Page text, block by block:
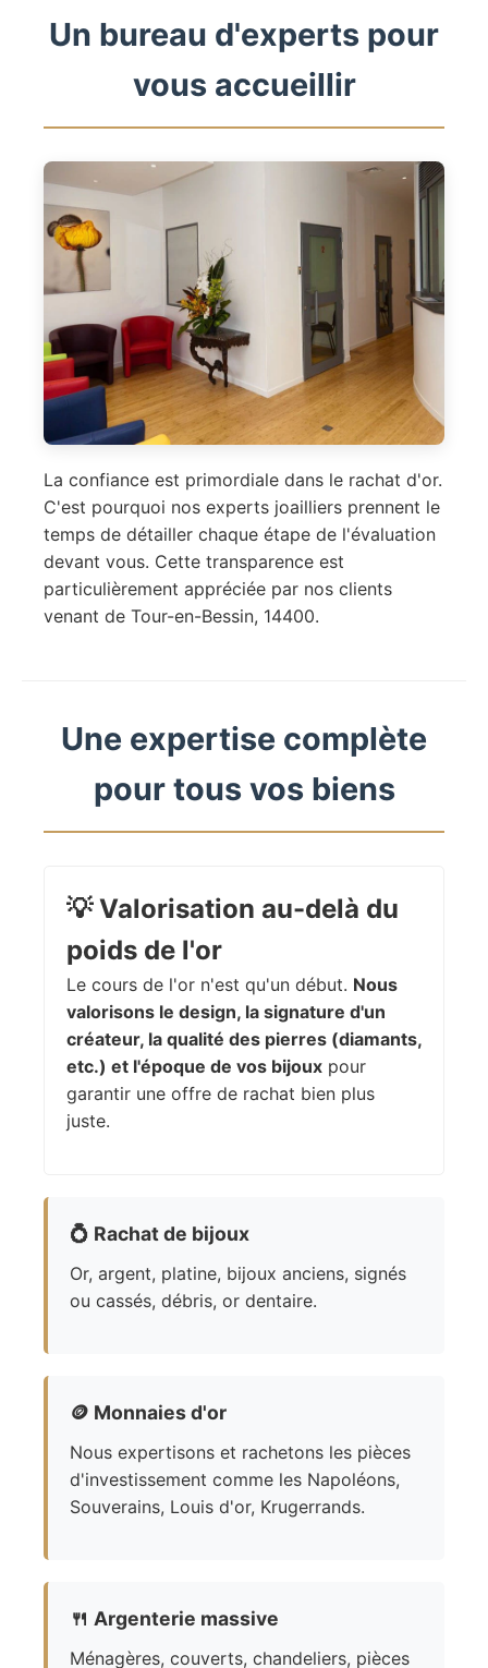
Un bureau d'experts pour
vous accueillir
La confiance est primordiale dans le rachat d'or.
C'est pourquoi nos experts joailliers prennent le
temps de détailler chaque étape de l'évaluation
devant vous. Cette transparence est
particulièrement appréciée par nos clients
venant de Tour-en-Bessin, 14400.
Une expertise complète
pour tous vos biens
💡Valorisation au-delà du
poids de l'or
Le cours de l'or n'est qu'un début. Nous
valorisons le design, la signature d'un
créateur, la qualité des pierres (diamants,
etc.) et l'époque de vos bijoux pour
garantir une offre de rachat bien plus
juste.
💍 Rachat de bijoux
Or, argent, platine, bijoux anciens, signés
ou cassés, débris, or dentaire.
🪙 Monnaies d'or
Nous expertisons et rachetons les pièces
d'investissement comme les Napoléons,
Souverains, Louis d'or, Krugerrands.
🍴 Argenterie massive
Ménagères, couverts, chandeliers, pièces